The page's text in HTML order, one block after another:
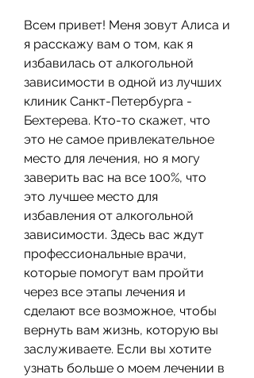
Всем привет! Меня зовут Алиса и
я расскажу вам о том, как я
избавилась от алкогольной
зависимости в одной из лучших
клиник Санкт-Петербурга -
Бехтерева. Кто-то скажет, что
это не самое привлекательное
место для лечения, но я могу
заверить вас на все 100%, что
это лучшее место для
избавления от алкогольной
зависимости. Здесь вас ждут
профессиональные врачи,
которые помогут вам пройти
через все этапы лечения и
сделают все возможное, чтобы
вернуть вам жизнь, которую вы
заслуживаете. Если вы хотите
узнать больше о моем лечении в